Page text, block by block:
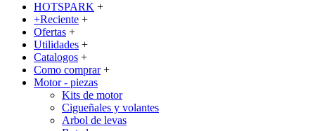
HOTSPARK +
+Reciente +
Ofertas +
Utilidades +
Catalogos +
Como comprar +
Motor - piezas
Kits de motor
Cigueñales y volantes
Arbol de levas